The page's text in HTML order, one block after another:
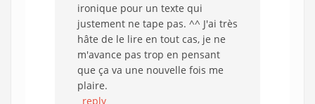
ironique pour un texte qui
justement ne tape pas. ^^ J'ai très
hâte de le lire en tout cas, je ne
m'avance pas trop en pensant
que ça va une nouvelle fois me
plaire.
reply